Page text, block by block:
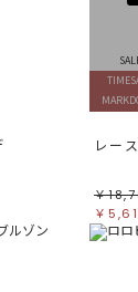
レー
￥
￥